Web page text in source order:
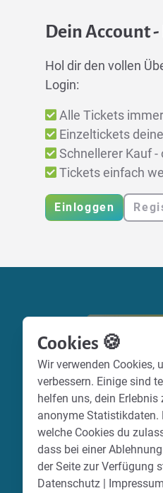
Dein Account
Hol dir den vollen
Login:
Alle Tickets
Einzeltickets
Schnellerer Kauf -
Tickets einfach
Einloggen
Cookies 🍪
Wir verwenden Cookies,
verbessern. Einige sind
helfen uns, dein
anonyme Statistikdaten.
welche Cookies du
dass bei einer
der Seite zur Verfügung
Datenschutz | Impressum